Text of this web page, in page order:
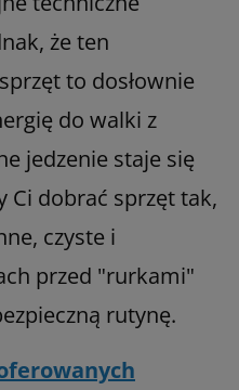
że ten
to dosłownie
do walki z
jedzenie staje się
Ci dobrać sprzęt tak,
czyste i
przed "rurkami"
rutynę.